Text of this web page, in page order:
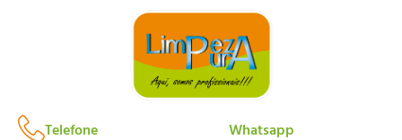
Telefone Whatsapp